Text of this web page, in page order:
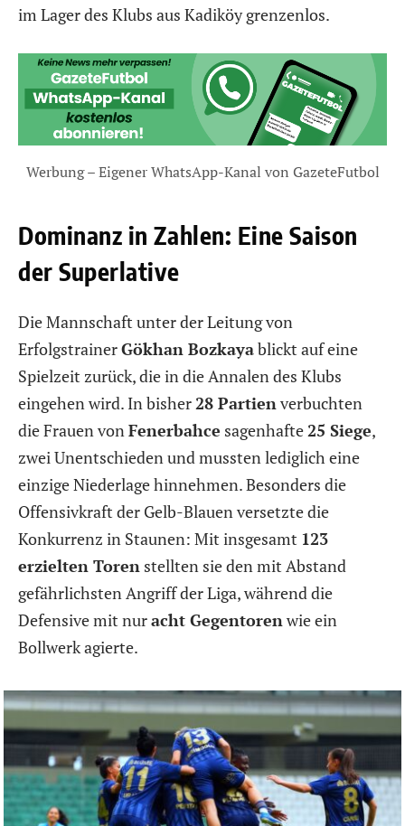
im Lager des Klubs aus Kadiköy grenzenlos.
Werbung – Eigener WhatsApp-Kanal von GazeteFutbol
Dominanz in Zahlen: Eine Saison
der Superlative
Die Mannschaft unter der Leitung von
ErfolgstrainerGökhan Bozkayablickt auf eine
Spielzeit zurück, die in die Annalen des Klubs
eingehen wird. In bisher 28 Partien verbuchten
die Frauen von Fenerbahce sagenhafte 25 Siege,
zwei Unentschieden und mussten lediglich eine
einzige Niederlage hinnehmen. Besonders die
Offensivkraft der Gelb-Blauen versetzte die
Konkurrenz in Staunen: Mit insgesamt 123
erzielten Toren stellten sie den mit Abstand
gefährlichsten Angriff der Liga, während die
Defensive mit nuracht Gegentoren wie ein
Bollwerk agierte.